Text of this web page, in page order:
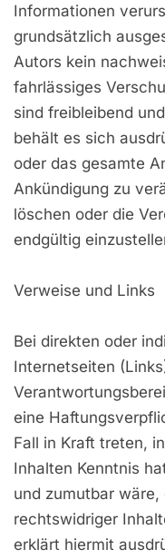
Informationen
grundsätzlich
Autors kein
fahrlässiges
sind freibleibend
behält es sich
oder das gesamte
Ankündigung zu
löschen oder die
endgültig
Verweise und Links
Bei direkten oder
Internetseiten
eine
Fall in Kraft treten,
Inhalten Kenntnis
und zumutbar wäre,
rechtswidriger
erklärt hiermit